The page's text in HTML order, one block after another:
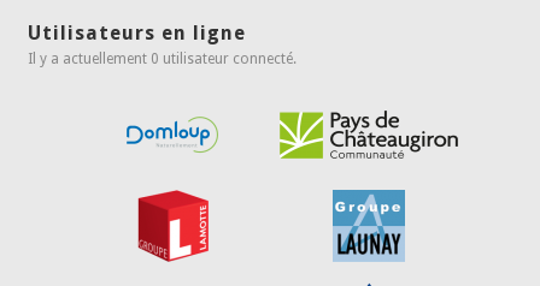
Utilisateurs en ligne
Il y a actuellement 0 utilisateur connecté.